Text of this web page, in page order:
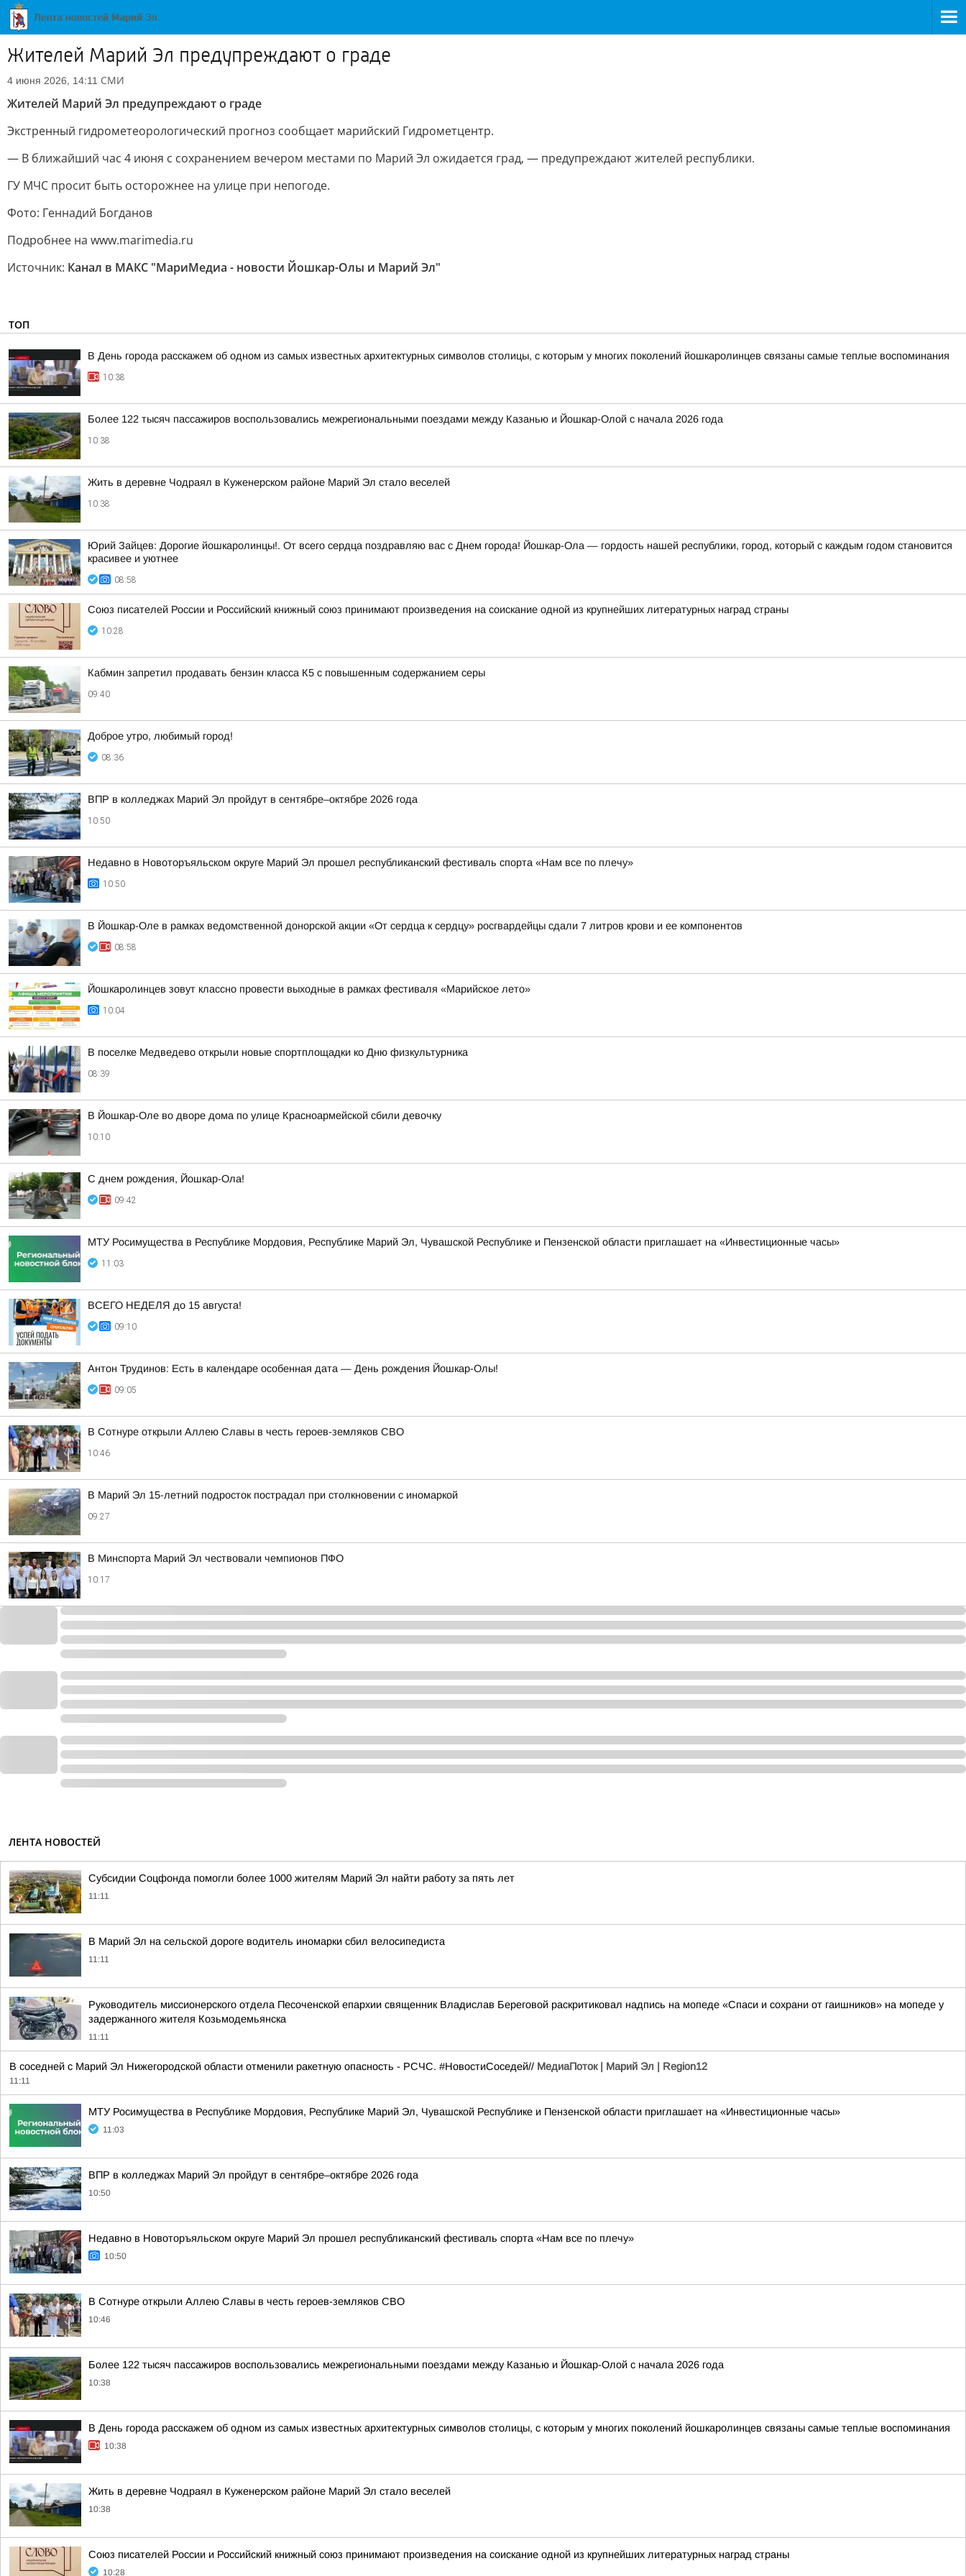
Жителей Марий Эл предупреждают о граде
4 июня 2026, 14:11 СМИ
Жителей Марий Эл предупреждают о граде
Экстренный гидрометеорологический прогноз сообщает марийский Гидрометцентр.
— В ближайший час 4 июня с сохранением вечером местами по Марий Эл ожидается град, — предупреждают жителей республики.
ГУ МЧС просит быть осторожнее на улице при непогоде.
Фото: Геннадий Богданов
Подробнее на www.marimedia.ru
Источник: Канал в МАКС "МариМедиа - новости Йошкар-Олы и Марий Эл"
ТОП
В День города расскажем об одном из самых известных архитектурных символов столицы, с которым у многих поколений йошкаролинцев связаны самые теплые воспоминания
10:38
Более 122 тысяч пассажиров воспользовались межрегиональными поездами между Казанью и Йошкар-Олой с начала 2026 года
10:38
Жить в деревне Чодраял в Куженерском районе Марий Эл стало веселей
10:38
Юрий Зайцев: Дорогие йошкаролинцы!. От всего сердца поздравляю вас с Днем города! Йошкар-Ола — гордость нашей республики, город, который с каждым годом становится
красивее и уютнее
08:58
Союз писателей России и Российский книжный союз принимают произведения на соискание одной из крупнейших литературных наград страны
10:28
Кабмин запретил продавать бензин класса К5 с повышенным содержанием серы
09:40
Доброе утро, любимый город!
08:36
ВПР в колледжах Марий Эл пройдут в сентябре–октябре 2026 года
10:50
Недавно в Новоторъяльском округе Марий Эл прошел республиканский фестиваль спорта «Нам все по плечу»
10:50
В Йошкар-Оле в рамках ведомственной донорской акции «От сердца к сердцу» росгвардейцы сдали 7 литров крови и ее компонентов
08:58
Йошкаролинцев зовут классно провести выходные в рамках фестиваля «Марийское лето»
10:04
В поселке Медведево открыли новые спортплощадки ко Дню физкультурника
08:39
В Йошкар-Оле во дворе дома по улице Красноармейской сбили девочку
10:10
С днем рождения, Йошкар-Ола!
09:42
МТУ Росимущества в Республике Мордовия, Республике Марий Эл, Чувашской Республике и Пензенской области приглашает на «Инвестиционные часы»
11:03
ВСЕГО НЕДЕЛЯ до 15 августа!
09:10
Антон Трудинов: Есть в календаре особенная дата — День рождения Йошкар-Олы!
09:05
В Сотнуре открыли Аллею Славы в честь героев-земляков СВО
10:46
В Марий Эл 15-летний подросток пострадал при столкновении с иномаркой
09:27
В Минспорта Марий Эл чествовали чемпионов ПФО
10:17
ЛЕНТА НОВОСТЕЙ
Субсидии Соцфонда помогли более 1000 жителям Марий Эл найти работу за пять лет
11:11
В Марий Эл на сельской дороге водитель иномарки сбил велосипедиста
11:11
Руководитель миссионерского отдела Песоченской епархии священник Владислав Береговой раскритиковал надпись на мопеде «Спаси и сохрани от гаишников» на мопеде у
задержанного жителя Козьмодемьянска
11:11
В соседней с Марий Эл Нижегородской области отменили ракетную опасность - РСЧС. #НовостиСоседей// МедиаПоток | Марий Эл | Region12
11:11
МТУ Росимущества в Республике Мордовия, Республике Марий Эл, Чувашской Республике и Пензенской области приглашает на «Инвестиционные часы»
11:03
ВПР в колледжах Марий Эл пройдут в сентябре–октябре 2026 года
10:50
Недавно в Новоторъяльском округе Марий Эл прошел республиканский фестиваль спорта «Нам все по плечу»
10:50
В Сотнуре открыли Аллею Славы в честь героев-земляков СВО
10:46
Более 122 тысяч пассажиров воспользовались межрегиональными поездами между Казанью и Йошкар-Олой с начала 2026 года
10:38
В День города расскажем об одном из самых известных архитектурных символов столицы, с которым у многих поколений йошкаролинцев связаны самые теплые воспоминания
10:38
Жить в деревне Чодраял в Куженерском районе Марий Эл стало веселей
10:38
Союз писателей России и Российский книжный союз принимают произведения на соискание одной из крупнейших литературных наград страны
10:28